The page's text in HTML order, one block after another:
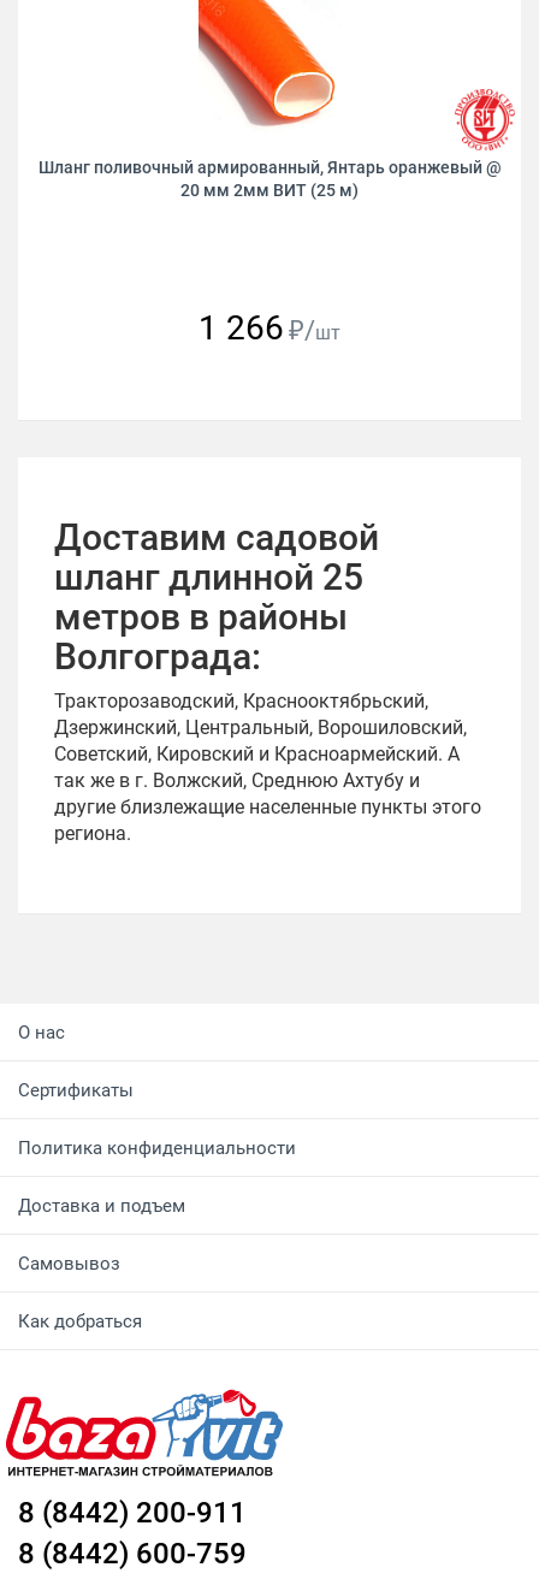
Шланг поливочный армированный, Янтарь оранжевый @
20 мм 2мм ВИТ (25 м)
1 266 ₽/шт
Доставим садовой
шланг длинной 25
метров в районы
Волгограда:
Тракторозаводский, Краснооктябрьский,
Дзержинский, Центральный, Ворошиловский,
Советский, Кировский и Красноармейский. А
так же в г. Волжский, Среднюю Ахтубу и
другие близлежащие населенные пункты этого
региона.
О нас
Сертификаты
Политика конфиденциальности
Доставка и подъем
Самовывоз
Как добраться
8 (8442) 200-911
8 (8442) 600-759